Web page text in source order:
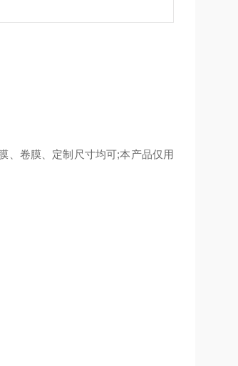
卷膜、定制尺寸均可;本产品仅用